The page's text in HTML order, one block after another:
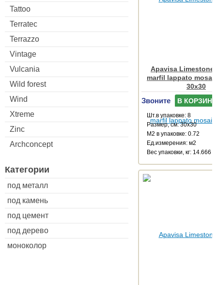
Tattoo
Terratec
Terrazzo
Vintage
Vulcania
Wild forest
Wind
Xtreme
Zinc
Archconcept
Категории
под металл
под камень
под цемент
под дерево
моноколор
Apavisa Limestone
marfil lappato
30x30
Звоните В КОРЗИНУ
Шт.в упаковке: 8
Размер, см: 30x30
М2 в упаковке: 0.72
Ед.измерения: м2
Веc упаковки, кг: 14.666